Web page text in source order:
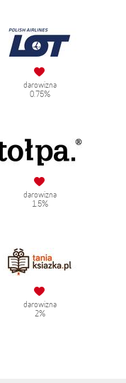
darowizna
0.75%
darowizna
1.5%
darowizna
2%